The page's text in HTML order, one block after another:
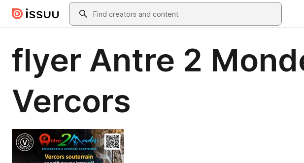
Skip to main contentSearch
flyer Antre 2
Vercors